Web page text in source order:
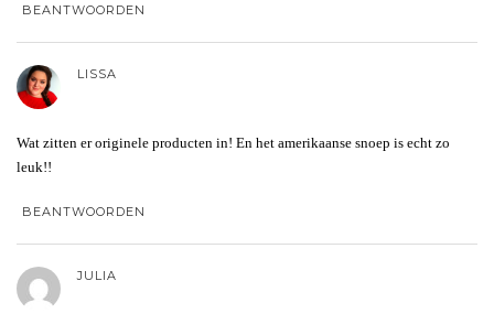
BEANTWOORDEN
LISSA
Wat zitten er originele producten in! En het amerikaanse snoep is echt zo
leuk!!
BEANTWOORDEN
JULIA